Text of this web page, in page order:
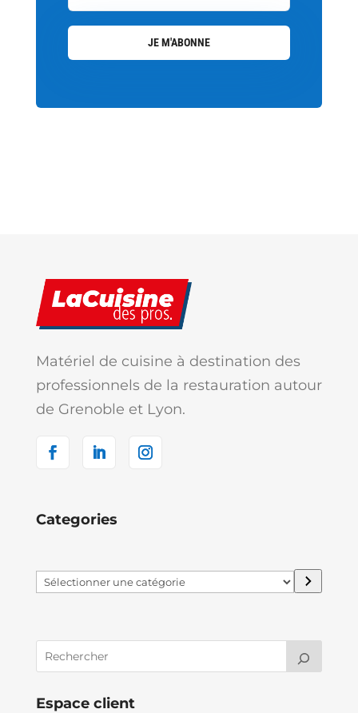
JE M'ABONNE
Matériel de cuisine à destination des
professionnels de la restauration autour
de Grenoble et Lyon.
Categories
Sélectionner
Espace client